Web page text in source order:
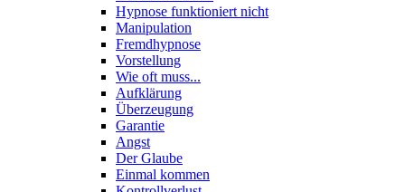
Hypnose funktioniert nicht
Manipulation
Fremdhypnose
Vorstellung
Wie oft muss...
Aufklärung
Überzeugung
Garantie
Angst
Der Glaube
Einmal kommen